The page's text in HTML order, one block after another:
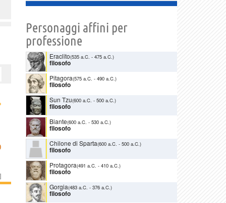
]
Personaggi affini per
professione
Eraclito(535 a.C. - 475 a.C.)
filosofo
Pitagora(575 a.C. - 490 a.C.)
filosofo
Sun Tzu(600 a.C. - 500 a.C.)
filosofo
Biante(600 a.C. - 530 a.C.)
filosofo
Chilone di Sparta(600 a.C. - 500 a.C.)
filosofo
Protagora(491 a.C. - 410 a.C.)
filosofo
Gorgia(483 a.C. - 376 a.C.)
filosofo